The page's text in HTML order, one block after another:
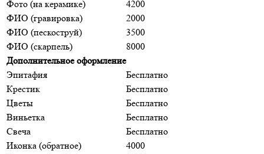
Фото (на керамике)
4200
ФИО (гравировка)
2000
ФИО (пескоструй)
3500
ФИО (скарпель)
8000
Дополнительное оформление
Эпитафия
Бесплатно
Крестик
Бесплатно
Цветы
Бесплатно
Виньетка
Бесплатно
Свеча
Бесплатно
Иконка (обратное)
4000